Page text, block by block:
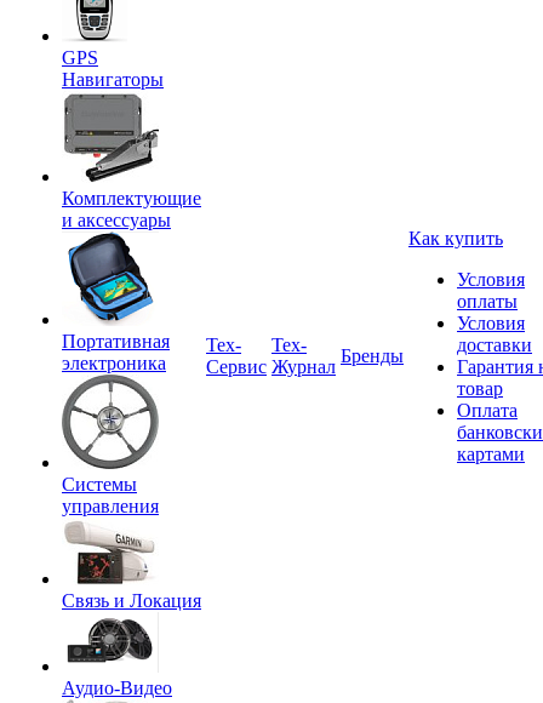
GPS
Навигаторы
Комплектующие
и аксессуары
Портативная
электроника
Системы
управления
Связь и Локация
Аудио-Видео
Tex-
Сервис
Тех-
Журнал
Бренды
Как купить
Условия
оплаты
Условия
доставки
Гарантия
товар
Оплата
картами